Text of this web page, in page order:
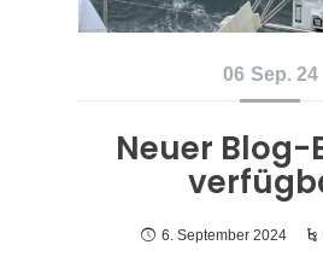
06 Sep. 24
Neuer Blog-
6. September 2024